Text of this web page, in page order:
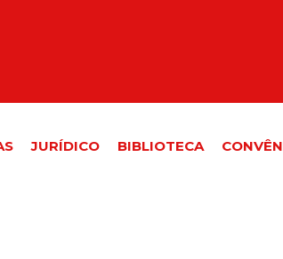
JURÍDICO BIBLIOTECA